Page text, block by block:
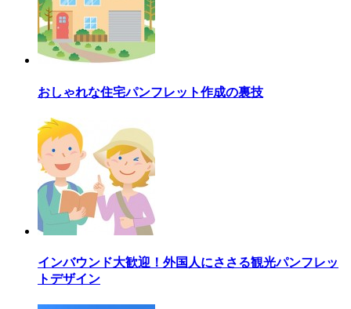
おしゃれな住宅パンフレット作成の裏技
インバウンド大歓迎！外国人にささる観光パンフレッ
トデザイン